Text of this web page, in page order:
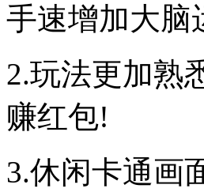
手速增加大脑
2.玩法更加熟
赚红包!
3.休闲卡通画